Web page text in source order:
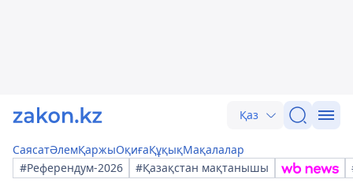
Қаз
СаясатӘлемҚаржыОқиғаҚұқықМақалалар
#Референдум-2026
#Қазақстан мақтанышы